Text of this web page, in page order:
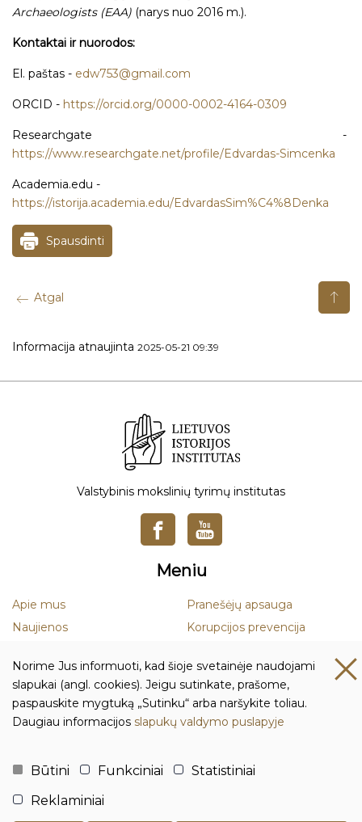
Archaeologists (EAA) (narys nuo 2016 m.).
Kontaktai ir nuorodos:
El. paštas - edw753@gmail.com
ORCID - https://orcid.org/0000-0002-4164-0309
Researchgate -
https://www.researchgate.net/profile/Edvardas-Simcenka
Academia.edu -
https://istorija.academia.edu/EdvardasSim%C4%8Denka
Spausdinti
Atgal
Informacija atnaujinta 2025-05-21 09:39
Valstybinis mokslinių tyrimų institutas
Meniu
Apie mus
Naujienos
Leidiniai
Duomenų apsauga
Pranešėjų apsauga
Korupcijos prevencija
prevencija
Kontaktai ir rekvizitai
Biudžetinė įstaiga Lietuvos istorijos institutas
Adresas: Tilto g. 17, 01101 Vilnius, Lietuva
Norime Jus informuoti, kad šioje svetainėje naudojami
slapukai (angl. cookies). Jeigu sutinkate, prašome,
paspauskite mygtuką „Sutinku“ arba naršykite toliau.
Daugiau informacijos slapukų valdymo puslapyje
Būtini Funkciniai
Statistiniai
Reklaminiai